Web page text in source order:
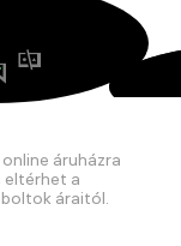
áruházra
eltérhet a
boltok áraitól.